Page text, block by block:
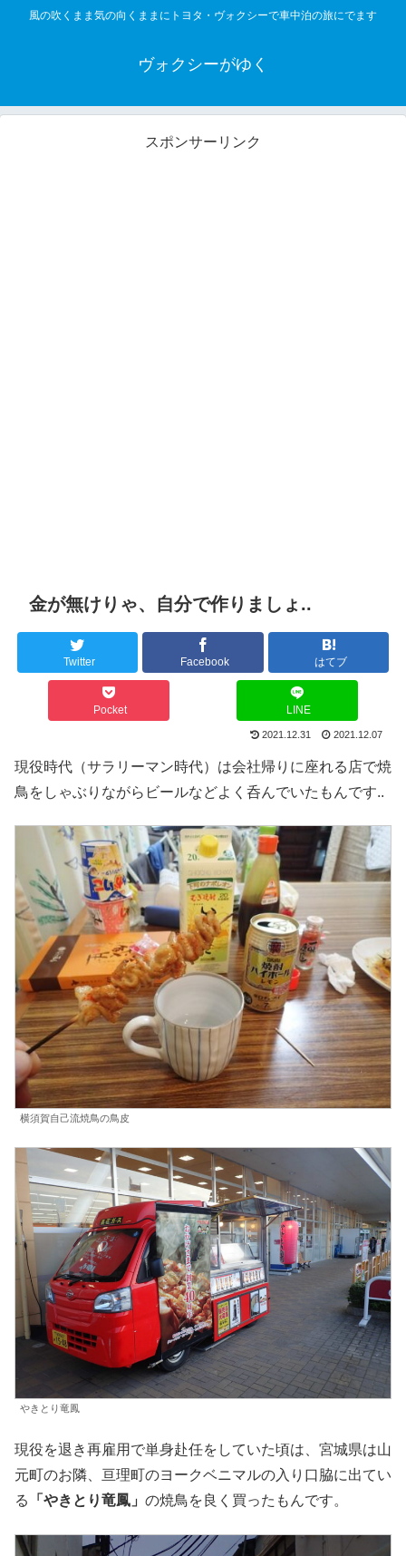
風の吹くまま気の向くままにトヨタ・ヴォクシーで車中泊の旅にでます
ヴォクシーがゆく
スポンサーリンク
金が無けりゃ、自分で作りましょ..
Twitter Facebook はてブ
Pocket LINE
2021.12.31 2021.12.07
現役時代（サラリーマン時代）は会社帰りに座れる店で焼
鳥をしゃぶりながらビールなどよく呑んでいたもんです..
横須賀自己流焼鳥の鳥皮
やきとり竜鳳
現役を退き再雇用で単身赴任をしていた頃は、宮城県は山
元町のお隣、亘理町のヨークベニマルの入り口脇に出てい
る
「やきとり竜鳳」 の焼鳥を良く買ったもんです。